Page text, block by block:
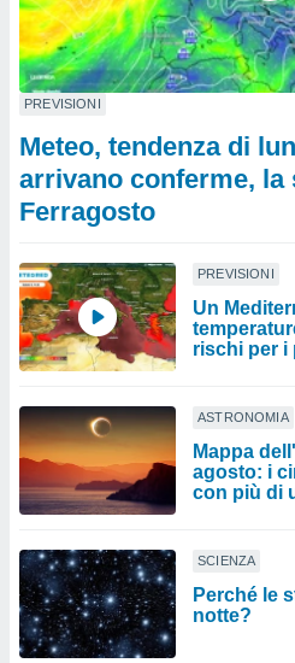
PREVISIONI
Meteo, tendenza di
arrivano conferme, la
Ferragosto
PREVISIONI
Un
rischi per i
ASTRONOMIA
Mappa
agosto: i
con più di
SCIENZA
Perché le
notte?